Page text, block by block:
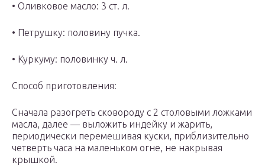
• Оливковое масло: 3 ст. л.
• Петрушку: половину пучка.
• Куркуму: половинку ч. л.
Способ приготовления:
Сначала разогреть сковороду с 2 столовыми ложками
масла, далее — выложить индейку и жарить,
периодически перемешивая куски, приблизительно
четверть часа на маленьком огне, не накрывая
крышкой.